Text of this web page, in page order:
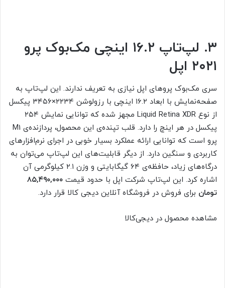
۳. لپ‌تاپ ۱۶.۲ اینچی مک‌بوک پرو
۲۰۲۱ اپل
سری مک‌بوک پروهای اپل نیازی به تعریف ندارند. این لپ‌تاپ به
صفحه‌نمایش با ابعاد ۱۶.۲ اینچی با رزولوشن ۲۲۳۴×۳۴۵۶ پیکسل
از نوع Liquid Retina XDR مجهز شده که توانایی نمایش ۲۵۴
پیکسل در هر اینچ را دارد. قلب تپنده‌ی این محصول، پردازنده‌ی M1
پرو است که توانایی ارائه عملکرد بسیار خوبی در اجرای نرم‌افزار‌های
کاربردی و سنگین دارد. از دیگر قابلیت‌های این لپ‌تاپ می‌توان به
درگاه‌های زیاد، حافظه‌ی ۶۴ گیگابایتی و وزن ۲.۱ کیلوگرمی آن
اشاره کرد. این لپ‌تاپ شرکت اپل با حدود قیمت ۸۵,۴۹۰,۰۰۰
تومان برای فروش در فروشگاه آنلاین دیجی‌ کالا قرار دارد.
مشاهده محصول در دیجی‌کالا